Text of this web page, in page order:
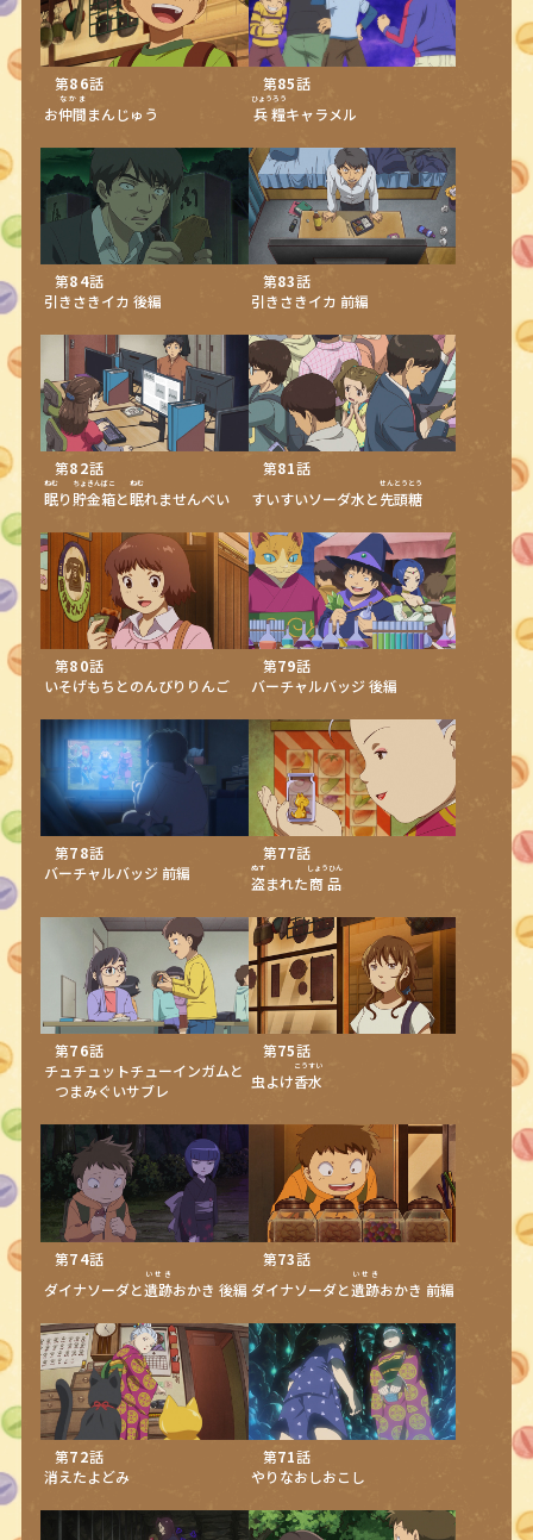
第86話
お仲間
なかま
まんじゅう
第85話
兵糧
ひょうろう
キャラメル
第84話
引きさきイカ 後編
第83話
引きさきイカ 前編
第82話
眠
ねむ
り 貯金箱
ちょきんばこ
と眠
ねむ
れませんべい
第81話
すいすいソーダ水と先頭糖
せんとうとう
第80話
いそげもちとのんびりりんご
第79話
バーチャルバッジ 後編
第78話
バーチャルバッジ 前編
第77話
盗
ぬす
まれた商品
しょうひん
第76話
チュチュットチューインガムと
つまみぐいサブレ
第75話
虫よけ香水
こうすい
第74話
ダイナソーダと遺跡
いせき
おかき 後編
第73話
ダイナソーダと遺跡
いせき
おかき 前編
第72話
消えたよどみ
第71話
やりなおしおこし